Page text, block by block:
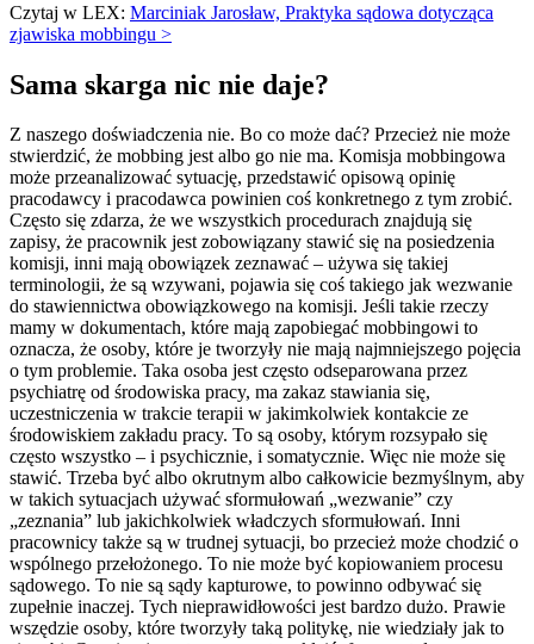
Czytaj w LEX: Marciniak Jarosław, Praktyka sądowa dotycząca
zjawiska mobbingu >
Sama skarga nic nie daje?
Z naszego doświadczenia nie. Bo co może dać? Przecież nie może
stwierdzić, że mobbing jest albo go nie ma. Komisja mobbingowa
może przeanalizować sytuację, przedstawić opisową opinię
pracodawcy i pracodawca powinien coś konkretnego z tym zrobić.
Często się zdarza, że we wszystkich procedurach znajdują się
zapisy, że pracownik jest zobowiązany stawić się na posiedzenia
komisji, inni mają obowiązek zeznawać – używa się takiej
terminologii, że są wzywani, pojawia się coś takiego jak wezwanie
do stawiennictwa obowiązkowego na komisji. Jeśli takie rzeczy
mamy w dokumentach, które mają zapobiegać mobbingowi to
oznacza, że osoby, które je tworzyły nie mają najmniejszego pojęcia
o tym problemie. Taka osoba jest często odseparowana przez
psychiatrę od środowiska pracy, ma zakaz stawiania się,
uczestniczenia w trakcie terapii w jakimkolwiek kontakcie ze
środowiskiem zakładu pracy. To są osoby, którym rozsypało się
często wszystko – i psychicznie, i somatycznie. Więc nie może się
stawić. Trzeba być albo okrutnym albo całkowicie bezmyślnym, aby
w takich sytuacjach używać sformułowań „wezwanie” czy
„zeznania” lub jakichkolwiek władczych sformułowań. Inni
pracownicy także są w trudnej sytuacji, bo przecież może chodzić o
wspólnego przełożonego. To nie może być kopiowaniem procesu
sądowego. To nie są sądy kapturowe, to powinno odbywać się
zupełnie inaczej. Tych nieprawidłowości jest bardzo dużo. Prawie
wszędzie osoby, które tworzyły taką politykę, nie wiedziały jak to